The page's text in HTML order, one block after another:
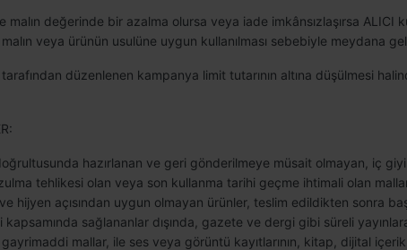
değerinde bir azalma olursa veya iade imkânsızlaşırsa ALICI
veya ürünün usulüne uygun kullanılması sebebiyle meydana
tarafından düzenlenen kampanya limit tutarının altına düşülmesi
hazırlanan ve geri gönderilmeye müsait olmayan, iç
tehlikesi olan veya son kullanma tarihi geçme ihtimali olan
hijyen açısından uygun olmayan ürünler, teslim edildikten sonra
sağlananlar dışında, gazete ve dergi gibi süreli
mallar, ile ses veya görüntü kayıtlarının, kitap, dijital